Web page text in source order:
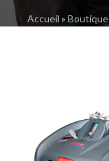
Accueil » Boutique